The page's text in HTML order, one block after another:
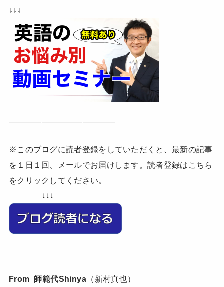
↓↓↓
—————————————
※このブログに読者登録をしていただくと、最新の記事
を１日１回、メールでお届けします。読者登録はこちら
をクリックしてください。
↓↓↓
From 師範代Shinya （新村真也）